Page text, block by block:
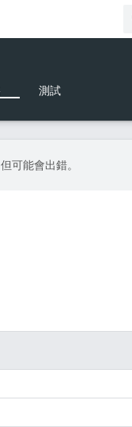
測試
可能會出錯。